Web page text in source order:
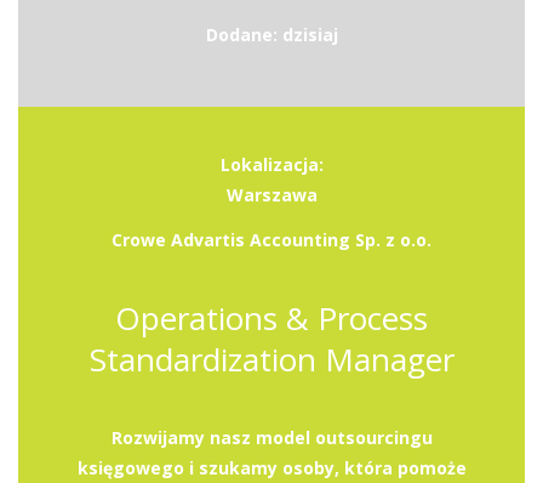
Dodane: dzisiaj
Lokalizacja:
Warszawa
Crowe Advartis Accounting Sp. z o.o.
Operations & Process
Standardization Manager
Rozwijamy nasz model outsourcingu
księgowego i szukamy osoby, która pomoże